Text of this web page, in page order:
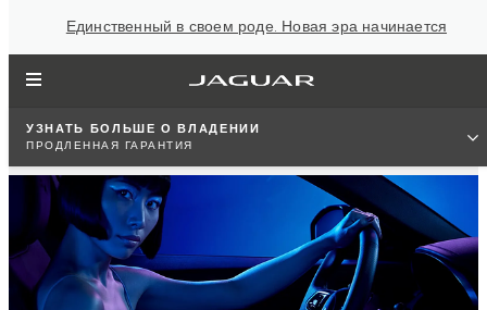
Единственный в своем роде. Новая эра начинается
УЗНАТЬ БОЛЬШЕ О ВЛАДЕНИИ
ПРОДЛЕННАЯ ГАРАНТИЯ